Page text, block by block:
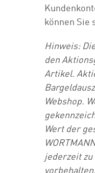
können Sie
Hinweis:
den
Artikel.
Webshop.
Wert der
jederzeit zu